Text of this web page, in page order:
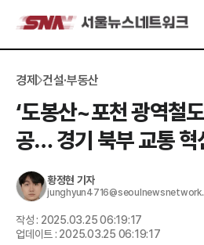
경제 건설·부동산
‘도봉산~포천 광역철
공… 경기 북부 교통 혁
황정현 기자
작성 : 2025.03.25 06:19:17
업데이트 : 2025.03.25 06:19:17